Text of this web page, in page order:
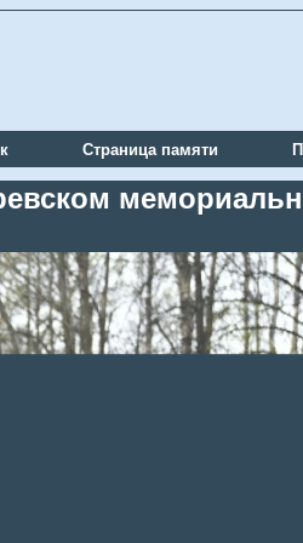
Страница памяти